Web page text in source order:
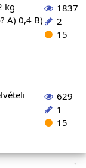
kg
A) 0,4 B)
1837
2
15
629
1
15